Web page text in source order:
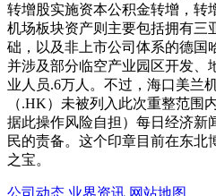
转增股实施资本公积金转增，转
机场板块资产则主要包括拥有三
础，以及非上市公司体系的德国
并涉及部分临空产业园区开发、
业人员.6万人。不过，海口美兰
（.HK）未被列入此次重整范围
据此操作风险自担）每日经济新
民的责备。这个印章目前在东北
之宝。